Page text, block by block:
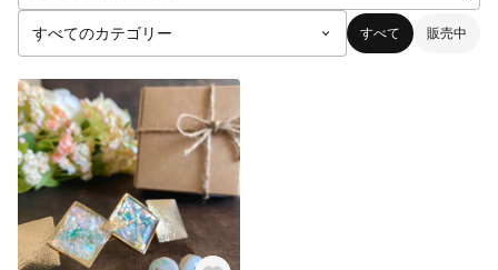
すべて 販売中